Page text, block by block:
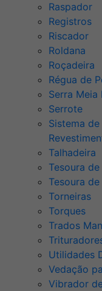
Raspador
Registros
Riscador
Roldana
Roçadeira
Régua de
Serra Meia
Serrote
Sistema
Talhadeira
Tesoura
Tesoura
Torneiras
Torques
Trados
Utilidades
Vedação
Vibrador